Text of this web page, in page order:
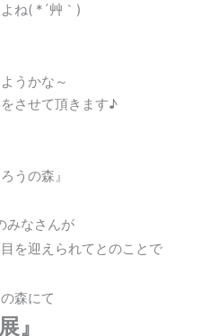
ね( *´艸｀)
うかな～
させて頂きます♪
うの森』
みなさんが
を迎えられてとのことで
森にて
』